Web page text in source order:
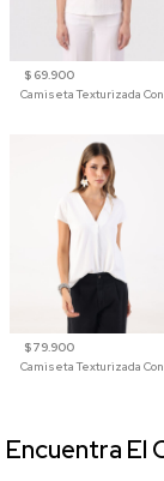
$ 69.900
$ 79.900
Encuentra El